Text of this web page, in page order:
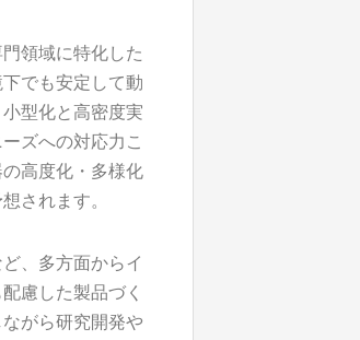
領域に特化した
でも安定して動
型化と高密度実
ズへの対応力こ
高度化・多様化
されます。
、多方面からイ
慮した製品づく
がら研究開発や